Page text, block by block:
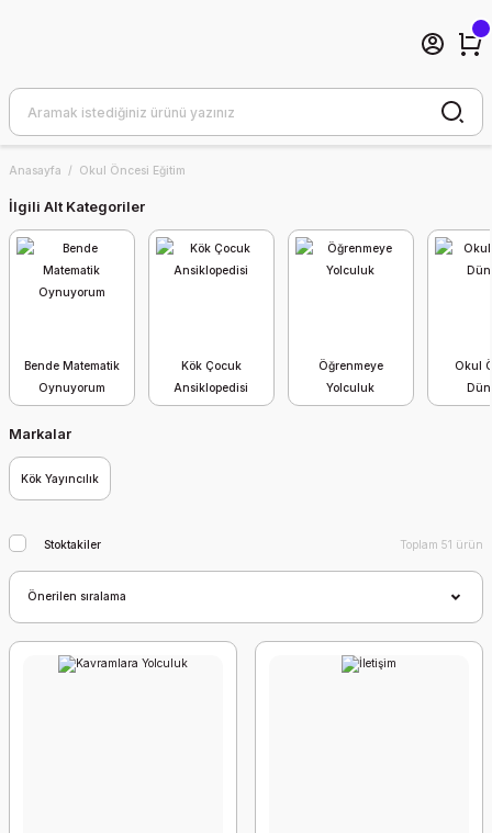
Anasayfa Okul Öncesi Eğitim
İlgili Alt Kategoriler
Bende Matematik
Oynuyorum
Kök Çocuk
Ansiklopedisi
Öğrenmeye
Yolculuk
Okul
Markalar
Kök Yayıncılık
Stoktakiler Toplam 51 ürün